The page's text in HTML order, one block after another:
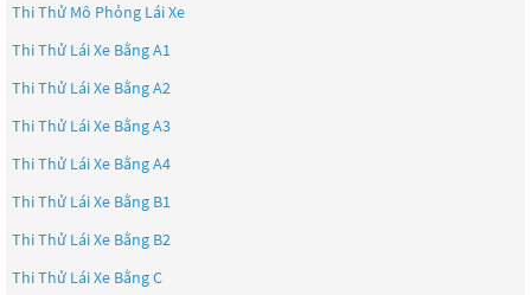
Thi Thử Mô Phỏng Lái Xe
Thi Thử Lái Xe Bằng A1
Thi Thử Lái Xe Bằng A2
Thi Thử Lái Xe Bằng A3
Thi Thử Lái Xe Bằng A4
Thi Thử Lái Xe Bằng B1
Thi Thử Lái Xe Bằng B2
Thi Thử Lái Xe Bằng C